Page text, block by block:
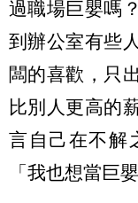
過職場巨嬰嗎
到辦公室有些
闆的喜歡，只
比別人更高的
言自己在不解
「我也想當巨